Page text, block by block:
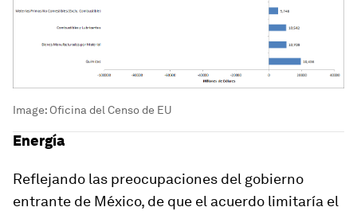
Image: Oficina del Censo de EU
Energía
Reflejando las preocupaciones del gobierno
entrante de México, de que el acuerdo limitaría el